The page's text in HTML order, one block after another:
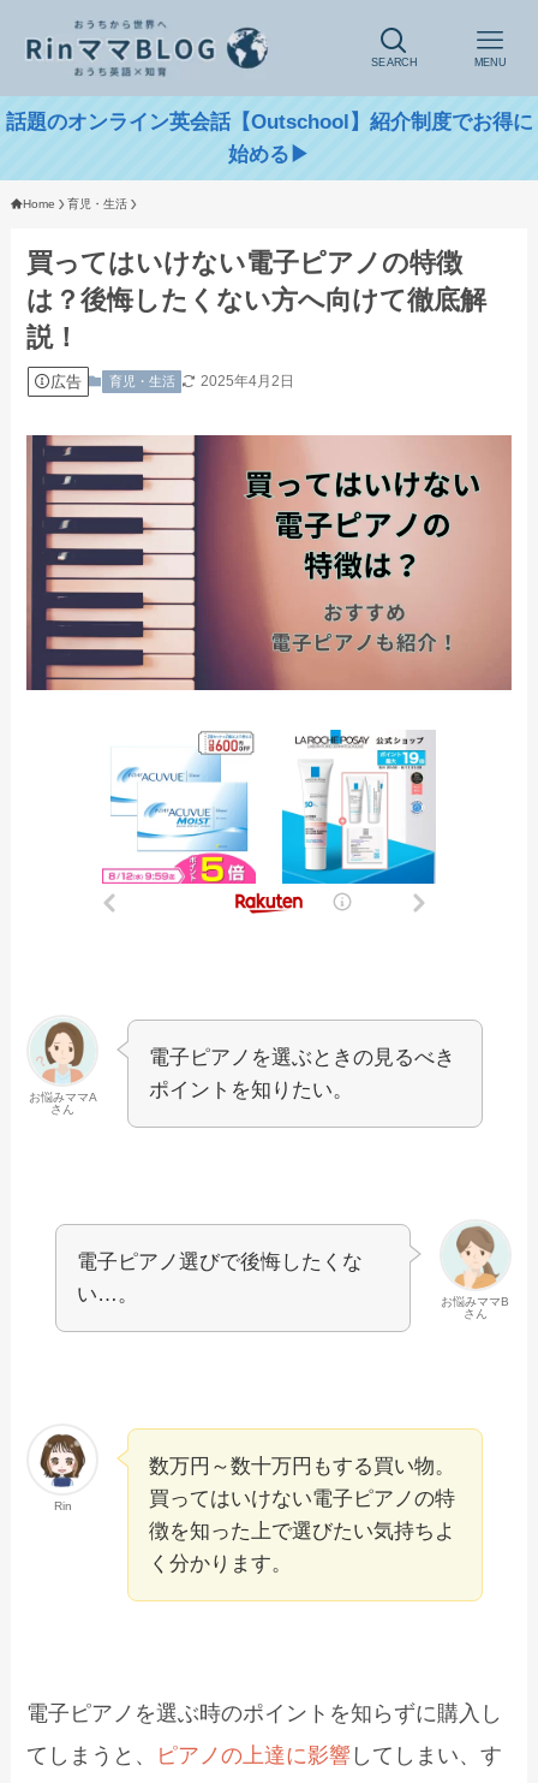
SEARCH MENU
話題のオンライン英会話【Outschool】紹介制度でお得に
始める▶
Home 育児・生活
買ってはいけない電子ピアノの特徴
は？後悔したくない方へ向けて徹底解
説！
広告 育児・生活 2025年4月2日
お悩みママA
さん
電子ピアノを選ぶときの見るべき
ポイントを知りたい。
お悩みママB
さん
電子ピアノ選びで後悔したくな
い…。
Rin
数万円～数十万円もする買い物。
買ってはいけない電子ピアノの特
徴を知った上で選びたい気持ちよ
く分かります。
電子ピアノを選ぶ時のポイントを知らずに購入し
てしまうと、
ピアノの上達に影響 してしまい、す